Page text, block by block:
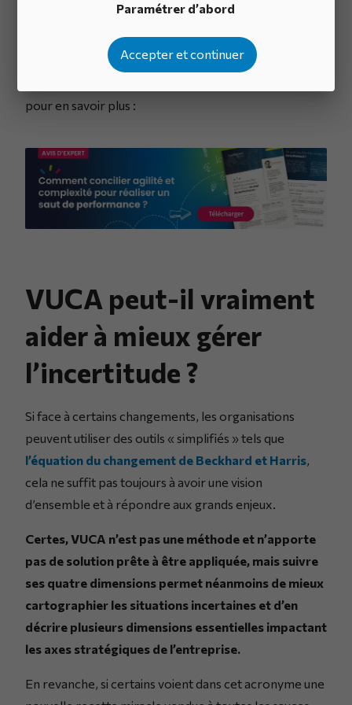
Paramétrer d’abord
Accepter et continuer
d’évoluer à vitesse grand V en conciliant
parfaitement agilité et complexité si elles désirent
maintenir leur performance.N’hésitez pas à
pour en savoir plus :
VUCA peut-il vraiment
aider à mieux gérer
l’incertitude ?
Si face à certains changements, les organisations
peuvent utiliser des outils « simplifiés » tels que
l’équation du changement de Beckhard et Harris,
cela ne suffit pas toujours à avoir une vision
d’ensemble et à répondre aux grands enjeux.
Certes, VUCA n’est pas une méthode et n’apporte
pas de solution prête à être appliquée, mais suivre
ses quatre dimensions permet néanmoins de mieux
cartographier les situations incertaines et d’en
décrire plusieurs dimensions essentielles impactant
les axes stratégiques de l’entreprise.
En revanche, si certains voient dans cet acronyme une